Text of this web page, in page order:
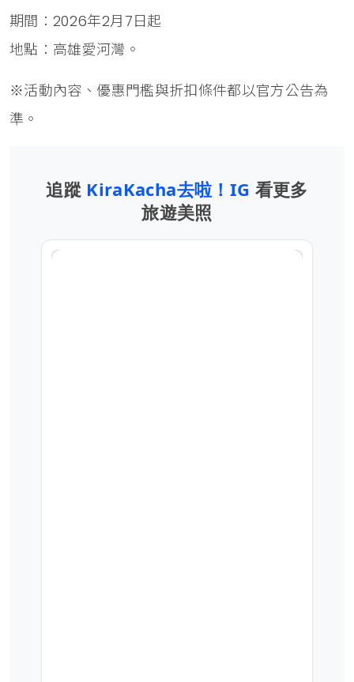
期間：2026年2月7日起
地點：高雄愛河灣。
※活動內容、優惠門檻與折扣條件都以官方公告為
準。
追蹤 KiraKacha去啦！IG 看更多
旅遊美照